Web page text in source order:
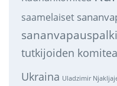
saamelaiset
tutkijoiden komitea
Ukraina Uladzimir